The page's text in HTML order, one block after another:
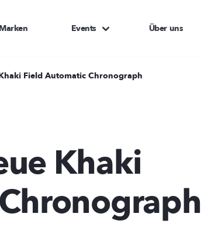
Marken Events Über uns
Field Automatic Chronograph
Khaki